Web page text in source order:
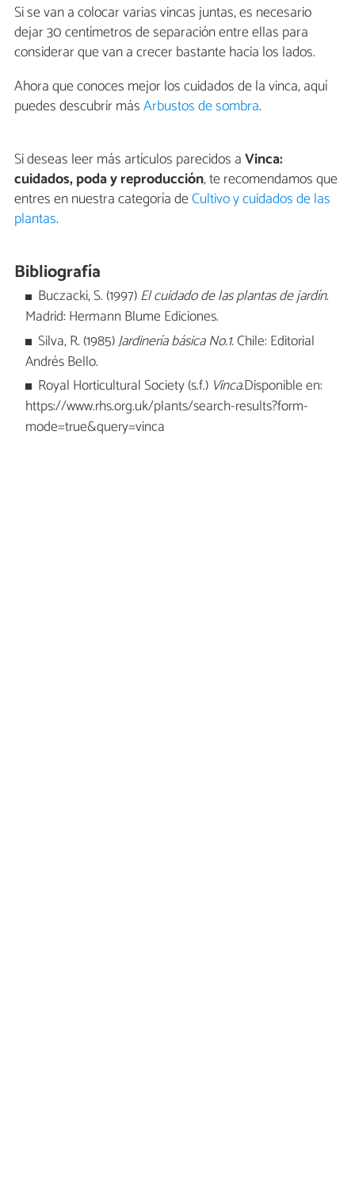
Si se van a colocar varias vincas juntas, es necesario
dejar 30 centímetros de separación entre ellas para
considerar que van a crecer bastante hacia los lados.
Ahora que conoces mejor los cuidados de la vinca, aquí
puedes descubrir másArbustos de sombra.
Si deseas leer más artículos parecidos aVinca:
cuidados, poda y reproducción, te recomendamos que
entres en nuestra categoría deCultivo y cuidados de las
plantas.
Bibliografía
Buczacki, S. (1997)El cuidado de las plantas de jardín.
Madrid: Hermann Blume Ediciones.
Silva, R. (1985)Jardinería básica No.1.Chile: Editorial
Andrés Bello.
Royal Horticultural Society (s.f.) Vinca.Disponible en:
https://www.rhs.org.uk/plants/search-results?form-
mode=true&query=vinca